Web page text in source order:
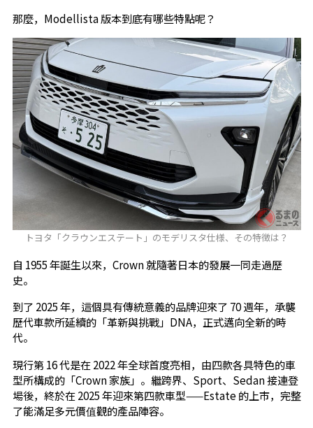
那麼，Modellista 版本到底有哪些特點呢？
トヨタ「クラウンエステート」のモデリスタ仕様、その特徴は？
自 1955 年誕生以來，Crown 就隨著日本的發展一同走過歷
史。
到了 2025 年，這個具有傳統意義的品牌迎來了 70 週年，承襲
歷代車款所延續的「革新與挑戰」DNA，正式邁向全新的時
代。
現行第 16 代是在 2022 年全球首度亮相，由四款各具特色的車
型所構成的「Crown 家族」。繼跨界、Sport、Sedan 接連登
場後，終於在 2025 年迎來第四款車型——Estate 的上市，完整
了能滿足多元價值觀的產品陣容。